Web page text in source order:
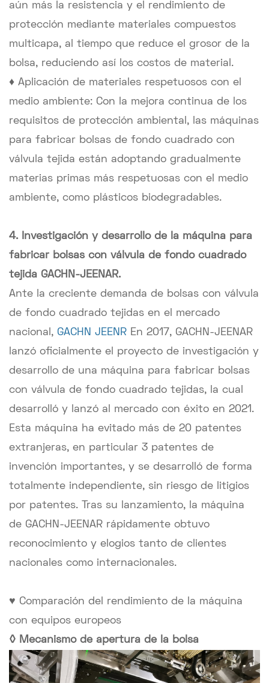
aún más la resistencia y el rendimiento de
protección mediante materiales compuestos
multicapa, al tiempo que reduce el grosor de la
bolsa, reduciendo así los costos de material.
♦ Aplicación de materiales respetuosos con el
medio ambiente: Con la mejora continua de los
requisitos de protección ambiental, las máquinas
para fabricar bolsas de fondo cuadrado con
válvula tejida están adoptando gradualmente
materias primas más respetuosas con el medio
ambiente, como plásticos biodegradables.
4. Investigación y desarrollo de la máquina para
fabricar bolsas con válvula de fondo cuadrado
tejida GACHN-JEENAR.
Ante la creciente demanda de bolsas con válvula
de fondo cuadrado tejidas en el mercado
nacional, GACHN JEENR En 2017, GACHN-JEENAR
lanzó oficialmente el proyecto de investigación y
desarrollo de una máquina para fabricar bolsas
con válvula de fondo cuadrado tejidas, la cual
desarrolló y lanzó al mercado con éxito en 2021.
Esta máquina ha evitado más de 20 patentes
extranjeras, en particular 3 patentes de
invención importantes, y se desarrolló de forma
totalmente independiente, sin riesgo de litigios
por patentes. Tras su lanzamiento, la máquina
de GACHN-JEENAR rápidamente obtuvo
reconocimiento y elogios tanto de clientes
nacionales como internacionales.
♥ Comparación del rendimiento de la máquina
con equipos europeos
◊ Mecanismo de apertura de la bolsa